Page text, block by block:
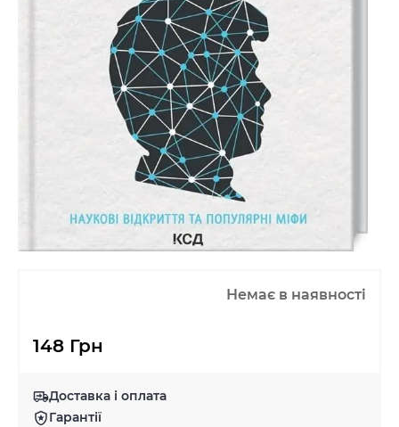
Немає в наявності
148 Грн
Доставка і оплата
Гарантії